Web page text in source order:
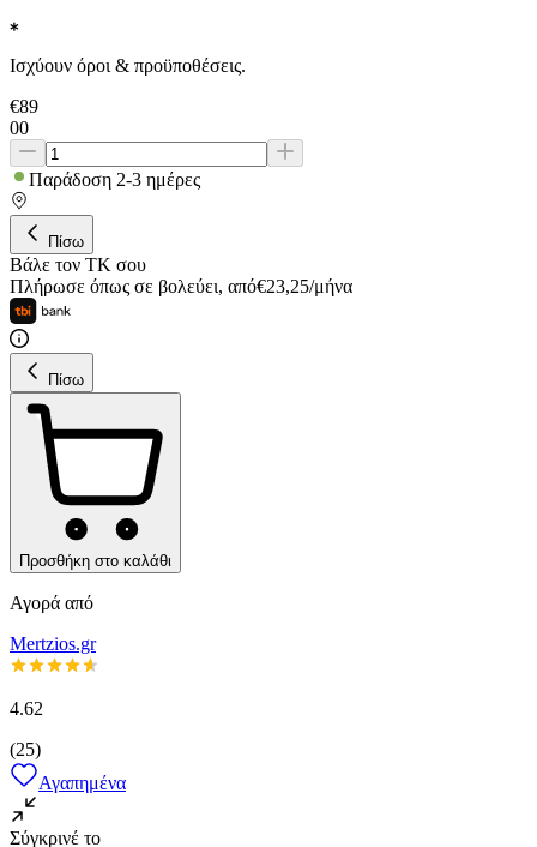
Ισχύουν όροι & προϋποθέσεις.
€89
00
Παράδοση 2-3 ημέρες
Πίσω
Βάλε τον ΤΚ σου
Πλήρωσε όπως σε βολεύει, από€23,25/μήνα
Πίσω
Προσθήκη στο καλάθι
Αγορά από
Mertzios.gr
4.62
(25)
Αγαπημένα
Σύγκρινέ το